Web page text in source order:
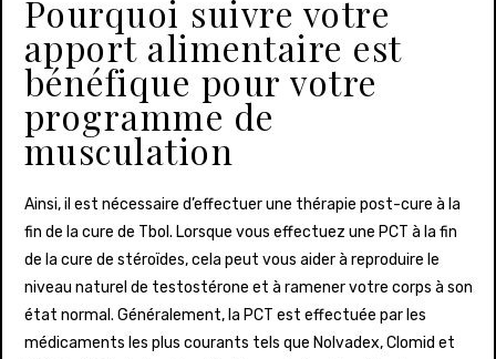
Pourquoi suivre votre
apport alimentaire est
bénéfique pour votre
programme de
musculation
Ainsi, il est nécessaire d’effectuer une thérapie post-cure à la
fin de la cure de Tbol. Lorsque vous effectuez une PCT à la fin
de la cure de stéroïdes, cela peut vous aider à reproduire le
niveau naturel de testostérone et à ramener votre corps à son
état normal. Généralement, la PCT est effectuée par les
médicaments les plus courants tels que Nolvadex, Clomid et